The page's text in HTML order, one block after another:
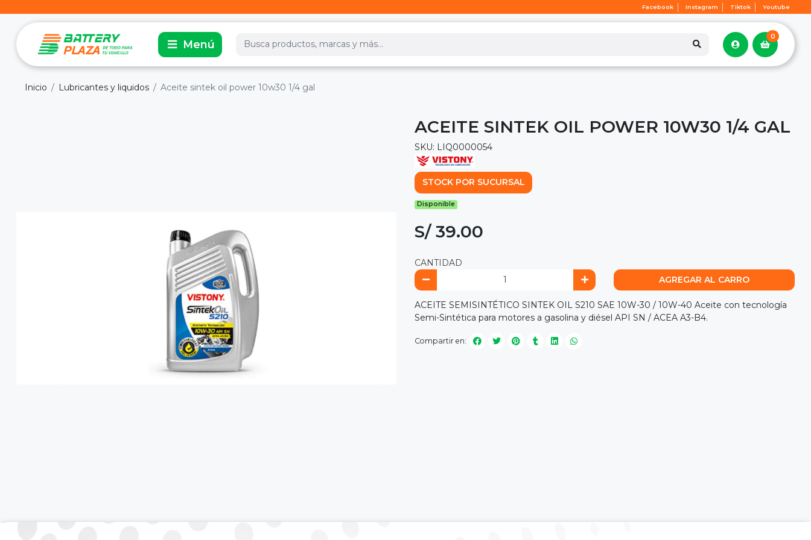
Facebook Instagram Tiktok Youtube
0
Inicio Lubricantes y liquidos Aceite sintek oil power 10w30 1/4 gal
ACEITE SINTEK OIL POWER 10W30 1/4 GAL
SKU: LIQ0000054
STOCK POR SUCURSAL
Disponible
S/ 39.00
CANTIDAD
AGREGAR AL CARRO
ACEITE SEMISINTÉTICO SINTEK OIL S210 SAE 10W-30 / 10W-40 Aceite con tecnología
Semi-Sintética para motores a gasolina y diésel API SN / ACEA A3-B4.
Compartir en: